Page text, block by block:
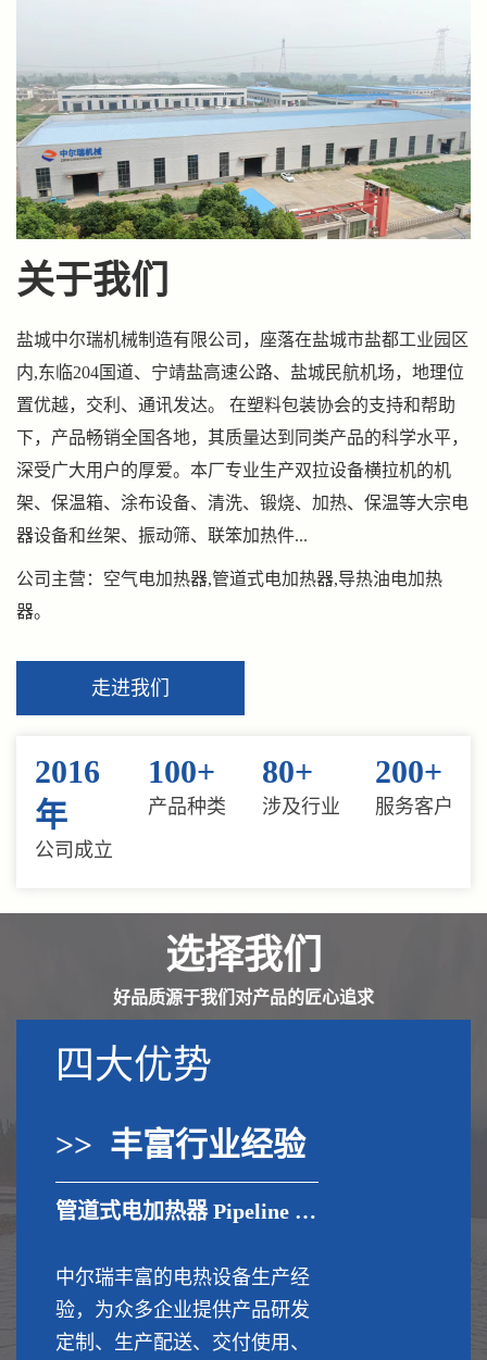
家 >>
关于我们
盐城中尔瑞机械制造有限公司，座落在盐城市盐都工业园区
内,东临204国道、宁靖盐高速公路、盐城民航机场，地理位
置优越，交利、通讯发达。 在塑料包装协会的支持和帮助
下，产品畅销全国各地，其质量达到同类产品的科学水平，
深受广大用户的厚爱。本厂专业生产双拉设备横拉机的机
架、保温箱、涂布设备、清洗、锻烧、加热、保温等大宗电
器设备和丝架、振动筛、联笨加热件...
公司主营：空气电加热器,管道式电加热器,导热油电加热
器。
走进我们
2016
年
公司成立
100+
产品种类
80+
涉及行业
200+
服务客户
选择我们
好品质源于我们对产品的匠心追求
四大优势
>> 丰富行业经验
管道式电加热器 Pipeline electric heater
中尔瑞丰富的电热设备生产经
验，为众多企业提供产品研发
定制、生产配送、交付使用、